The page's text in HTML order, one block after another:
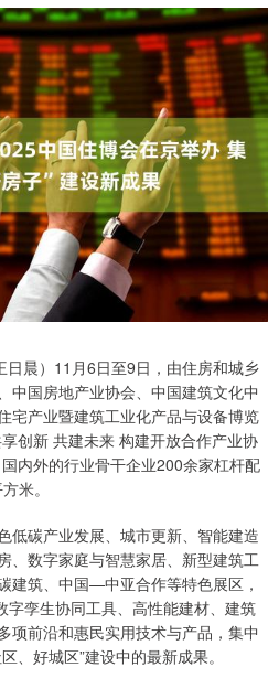
晨）11月6日至9日，由住房和城乡
中国房地产业协会、中国建筑文化中
宅产业暨建筑工业化产品与设备博览
创新 共建未来 构建开放合作产业协
内外的行业骨干企业200余家杠杆配
米。
碳产业发展、城市更新、智能建造
、数字家庭与智慧家居、新型建筑工
建筑、中国—中亚合作等特色展区，
字孪生协同工具、高性能建材、建筑
项前沿和惠民实用技术与产品，集中
、好城区”建设中的最新成果。